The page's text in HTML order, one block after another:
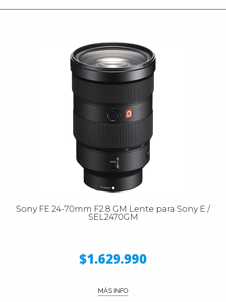
Sony FE 24-70mm F2.8 GM Lente para Sony E /
SEL2470GM
$1.629.990
MÁS INFO